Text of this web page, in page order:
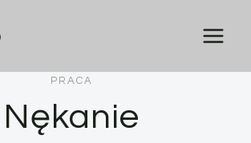
PRACA
Nękanie